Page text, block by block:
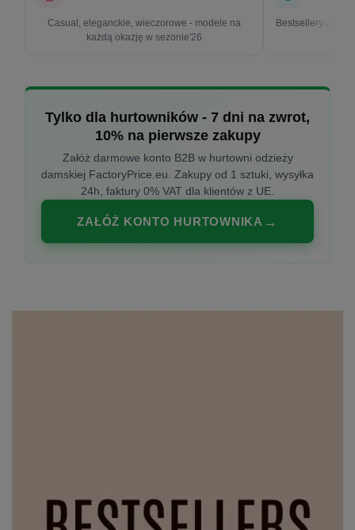
Casual, eleganckie, wieczorowe - modele na
każdą okazję w sezonie'26
Bestsellery w
Tylko dla hurtowników - 7 dni na zwrot,
10% na pierwsze zakupy
Załóż darmowe konto B2B w hurtowni odzieży
damskiej FactoryPrice.eu. Zakupy od 1 sztuki, wysyłka
24h, faktury 0% VAT dla klientów z UE.
ZAŁÓŻ KONTO HURTOWNIKA